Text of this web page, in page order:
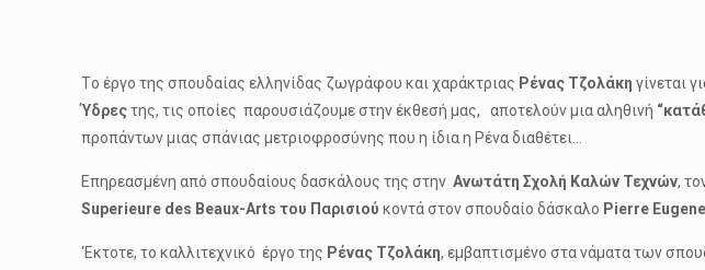
Τo έργo της σπουδαίας ελληνίδας ζωγράφου και χαράκτριας Ρένας Τζολάκη γίνεται
Ύδρεςτης, τις οποίες παρουσιάζουμε στην έκθεσή μας, αποτελούν μια αληθινή
προπάντων μιας σπάνιας μετριοφροσύνης που η ίδια η Ρένα διαθέτει…
Επηρεασμένη από σπουδαίους δασκάλους της στηνΑνωτάτη Σχολή Καλών Τεχνών,
Superieure des Beaux-Arts του Παρισιού κοντά στον σπουδαίο δάσκαλο Pierre
‘Εκτοτε, το καλλιτεχνικό έργο της Ρένας Τζολάκη, εμβαπτισμένο στα νάματα των